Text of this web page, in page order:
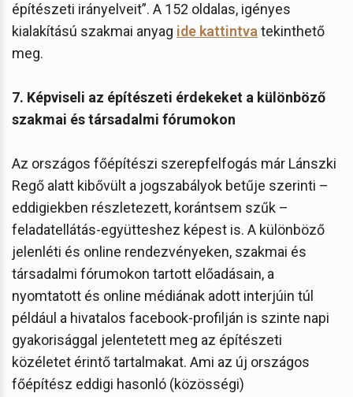
építészeti irányelveit”. A 152 oldalas, igényes
kialakítású szakmai anyag ide kattintva tekinthető
meg.
7. Képviseli az építészeti érdekeket a különböző
szakmai és társadalmi fórumokon
Az országos főépítészi szerepfelfogás már Lánszki
Regő alatt kibővült a jogszabályok betűje szerinti –
eddigiekben részletezett, korántsem szűk –
feladatellátás-együtteshez képest is. A különböző
jelenléti és online rendezvényeken, szakmai és
társadalmi fórumokon tartott előadásain, a
nyomtatott és online médiának adott interjúin túl
például a hivatalos facebook-profilján is szinte napi
gyakorisággal jelentetett meg az építészeti
közéletet érintő tartalmakat. Ami az új országos
főépítész eddigi hasonló (közösségi)